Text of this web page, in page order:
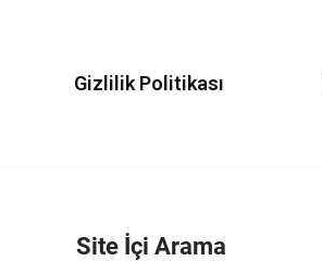
Gizlilik Politikası
Site İçi Arama